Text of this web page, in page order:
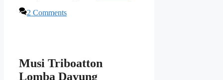
2 Comments
Musi Triboatton
Lomba Dayung